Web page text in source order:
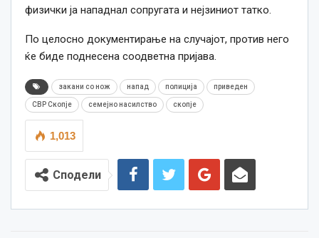
физички ја нападнал сопругата и нејзиниот татко.
По целосно документирање на случајот, против него
ќе биде поднесена соодветна пријава.
закани со нож напад полиција приведен
СВР Скопје семејно насилство скопје
1,013
Сподели